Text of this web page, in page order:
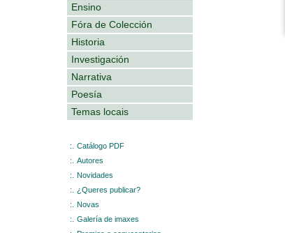
Ensino
Fóra de Colección
Historia
Investigación
Narrativa
Poesía
Temas locais
:.
Catálogo PDF
:.
Autores
:.
Novidades
:.
¿Queres publicar?
:.
Novas
:.
Galería de imaxes